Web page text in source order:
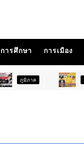
การศึกษา การเมือง